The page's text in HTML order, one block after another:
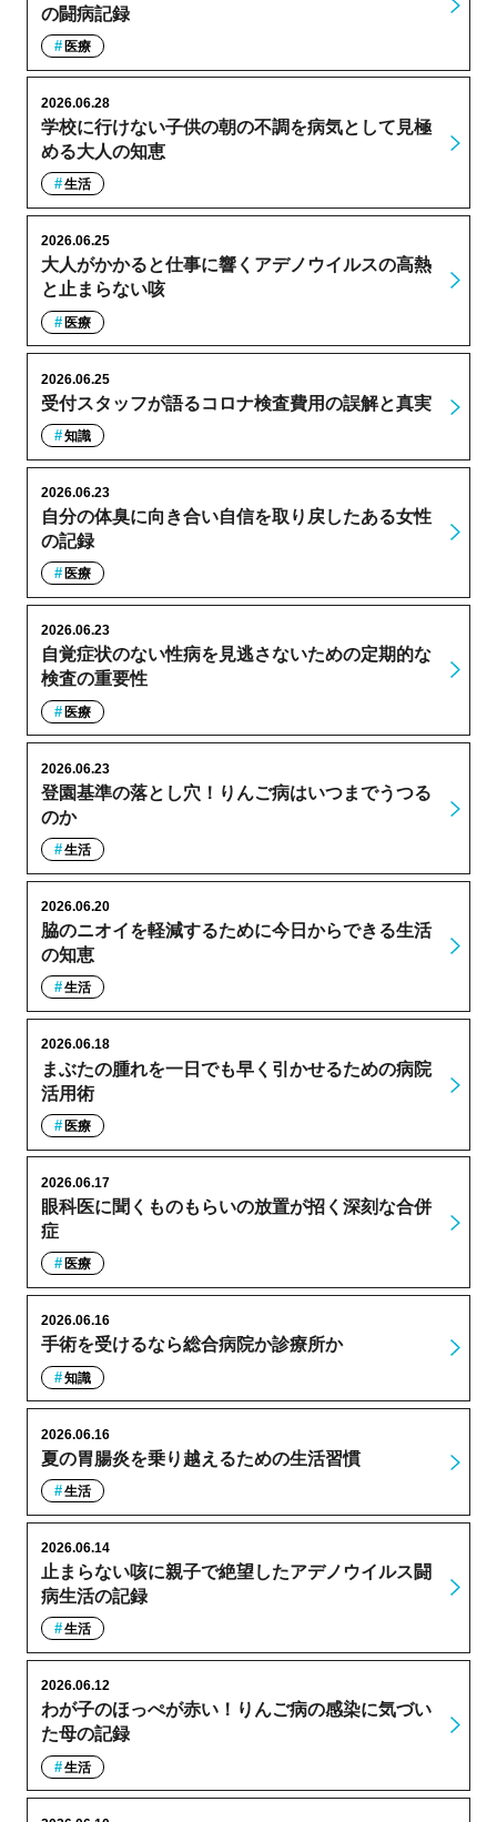
の闘病記録
医療
学校に行けない子供の朝の不調を病気として見極
める大人の知恵
2026.06.28
生活
大人がかかると仕事に響くアデノウイルスの高熱
と止まらない咳
2026.06.25
医療
受付スタッフが語るコロナ検査費用の誤解と真実
2026.06.25
知識
自分の体臭に向き合い自信を取り戻したある女性
の記録
2026.06.23
医療
自覚症状のない性病を見逃さないための定期的な
検査の重要性
2026.06.23
医療
登園基準の落とし穴！りんご病はいつまでうつる
のか
2026.06.23
生活
脇のニオイを軽減するために今日からできる生活
の知恵
2026.06.20
生活
まぶたの腫れを一日でも早く引かせるための病院
活用術
2026.06.18
医療
眼科医に聞くものもらいの放置が招く深刻な合併
症
2026.06.17
医療
手術を受けるなら総合病院か診療所か
2026.06.16
知識
夏の胃腸炎を乗り越えるための生活習慣
2026.06.16
生活
止まらない咳に親子で絶望したアデノウイルス闘
病生活の記録
2026.06.14
生活
わが子のほっぺが赤い！りんご病の感染に気づい
た母の記録
2026.06.12
生活